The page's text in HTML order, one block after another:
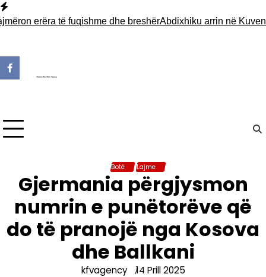
Skip
toerëra të fuqishme dhe breshërAbdixhiku arrin në Kuvend
Botë Lajme
Gjermania përgjysmon
numrin e punëtorëve që
do të pranojë nga Kosova
dhe Ballkani
kfvagency 14 Prill 2025